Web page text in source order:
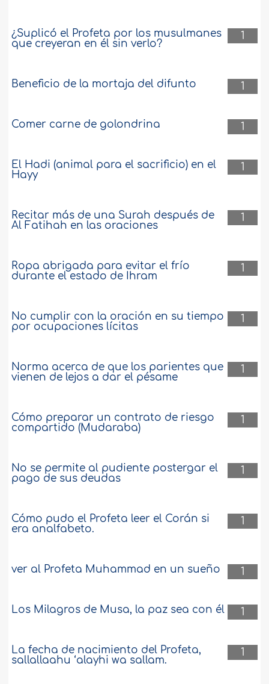
1
¿Suplicó el Profeta por los musulmanes
que creyeran en él sin verlo?
1
Beneficio de la mortaja del difunto
1
Comer carne de golondrina
1
El Hadi (animal para el sacrificio) en el
Hayy
1
Recitar más de una Surah después de
Al Fatihah en las oraciones
1
Ropa abrigada para evitar el frío
durante el estado de Ihram
1
No cumplir con la oración en su tiempo
por ocupaciones lícitas
1
Norma acerca de que los parientes que
vienen de lejos a dar el pésame
1
Cómo preparar un contrato de riesgo
compartido (Mudaraba)
1
No se permite al pudiente postergar el
pago de sus deudas
1
Cómo pudo el Profeta leer el Corán si
era analfabeto.
1
ver al Profeta Muhammad en un sueño
1
Los Milagros de Musa, la paz sea con él
1
La fecha de nacimiento del Profeta,
sallallaahu ‘alayhi wa sallam.